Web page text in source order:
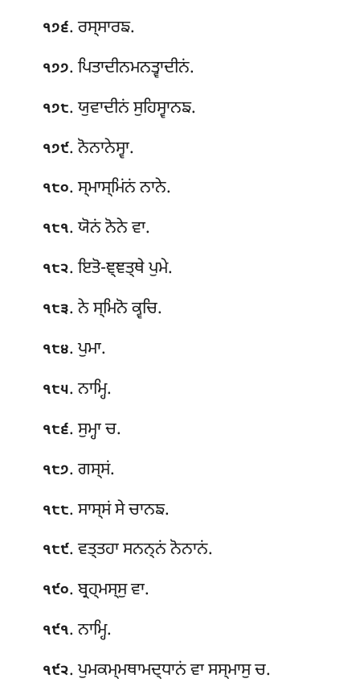
੧੭੬. ਰਸ੍ਸਾਰਙ.
੧੭੭. ਪਿਤਾਦੀਨਮਨਤ੍ਵਾਦੀਨਂ.
੧੭੮. ਯੁਵਾਦੀਨਂ ਸੁਹਿਸ੍ਵਾਨਙ.
੧੭੯. ਨੋਨਾਨੇਸ੍ਵਾ.
੧੮੦. ਸ੍ਮਾਸ੍ਮਿਂਨਂ ਨਾਨੇ.
੧੮੧. ਯੋਨਂ ਨੋਨੇ ਵਾ.
੧੮੨. ਇਤੋ-ਞ੍ਞਤ੍ਥੇ ਪੁਮੇ.
੧੮੩. ਨੇ ਸ੍ਮਿਨੋ ਕ੍ਵਚਿ.
੧੮੪. ਪੁਮਾ.
੧੮੫. ਨਾਮ੍ਹਿ.
੧੮੬. ਸੁਮ੍ਹਾ ਚ.
੧੮੭. ਗਸ੍ਸਂ.
੧੮੮. ਸਾਸ੍ਸਂ ਸੇ ਚਾਨਙ.
੧੮੯. ਵਤ੍ਤਹਾ ਸਨਨ੍ਨਂ ਨੋਨਾਨਂ.
੧੯੦. ਬ੍ਰਹ੍ਮਸ੍ਸੁ ਵਾ.
੧੯੧. ਨਾਮ੍ਹਿ.
੧੯੨. ਪੁਮਕਮ੍ਮਥਾਮਦ੍ਧਾਨਂ ਵਾ ਸਸ੍ਮਾਸੁ ਚ.